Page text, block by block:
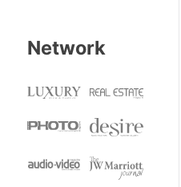
Network